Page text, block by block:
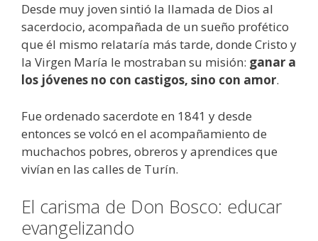
Desde muy joven sintió la llamada de Dios al
sacerdocio, acompañada de un sueño profético
que él mismo relataría más tarde, donde Cristo y
la Virgen María le mostraban su misión: ganar a
los jóvenes no con castigos, sino con amor.
Fue ordenado sacerdote en 1841 y desde
entonces se volcó en el acompañamiento de
muchachos pobres, obreros y aprendices que
vivían en las calles de Turín.
El carisma de Don Bosco: educar
evangelizando